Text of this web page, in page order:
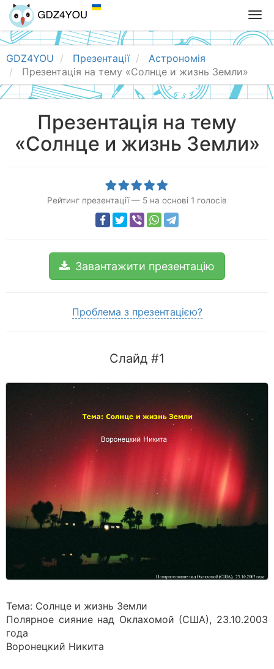
T
o
g
e
n
i
g
GDZ4YOU Презентації
Астрономія
Презентація на тему «Солнце и жизнь Земли»
Презентація на тему
«Солнце и жизнь Земли»
Рейтинг презентації — 5 на основі 1 голосів
Завантажити презентацію
Проблема з презентацією?
Слайд #1
Тема: Солнце и жизнь Земли
Полярное сияние над Оклахомой (США), 23.10.2003
года
Воронецкий Никита